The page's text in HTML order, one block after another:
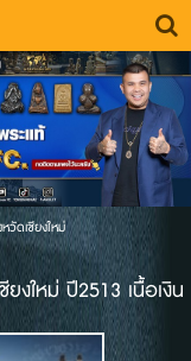
ดเชียงใหม่
งใหม่ ปี2513 เนื้อเงิน